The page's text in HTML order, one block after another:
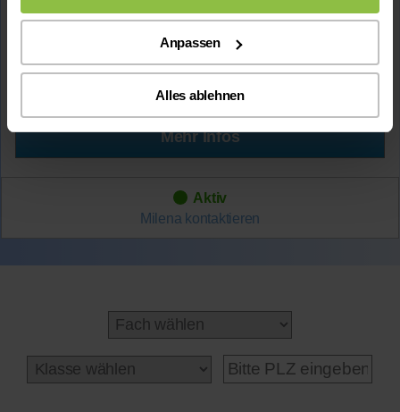
Anpassen
Alles ablehnen
Lehrerfahrung:6 Monate Unterrichtserfahrung
erfolgreich 2 Stundenüber Nachhilfe-Team.net
unterrichtet undsehr positives Feedbackvon
bisherigen Schüler*innen erhalten
Mehr Infos
Aktiv
Milena kontaktieren